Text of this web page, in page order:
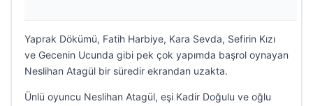
Yaprak Dökümü, Fatih Harbiye, Kara Sevda, Sefirin Kızı
ve Gecenin Ucunda gibi pek çok yapımda başrol oynayan
Neslihan Atagül bir süredir ekrandan uzakta.
Ünlü oyuncu Neslihan Atagül, eşi Kadir Doğulu ve oğlu